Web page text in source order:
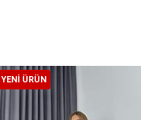
YENI ÜRÜN